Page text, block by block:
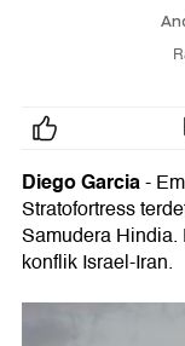
Diego Garcia-
Stratofortress
Samudera
konflik Israel-Iran.